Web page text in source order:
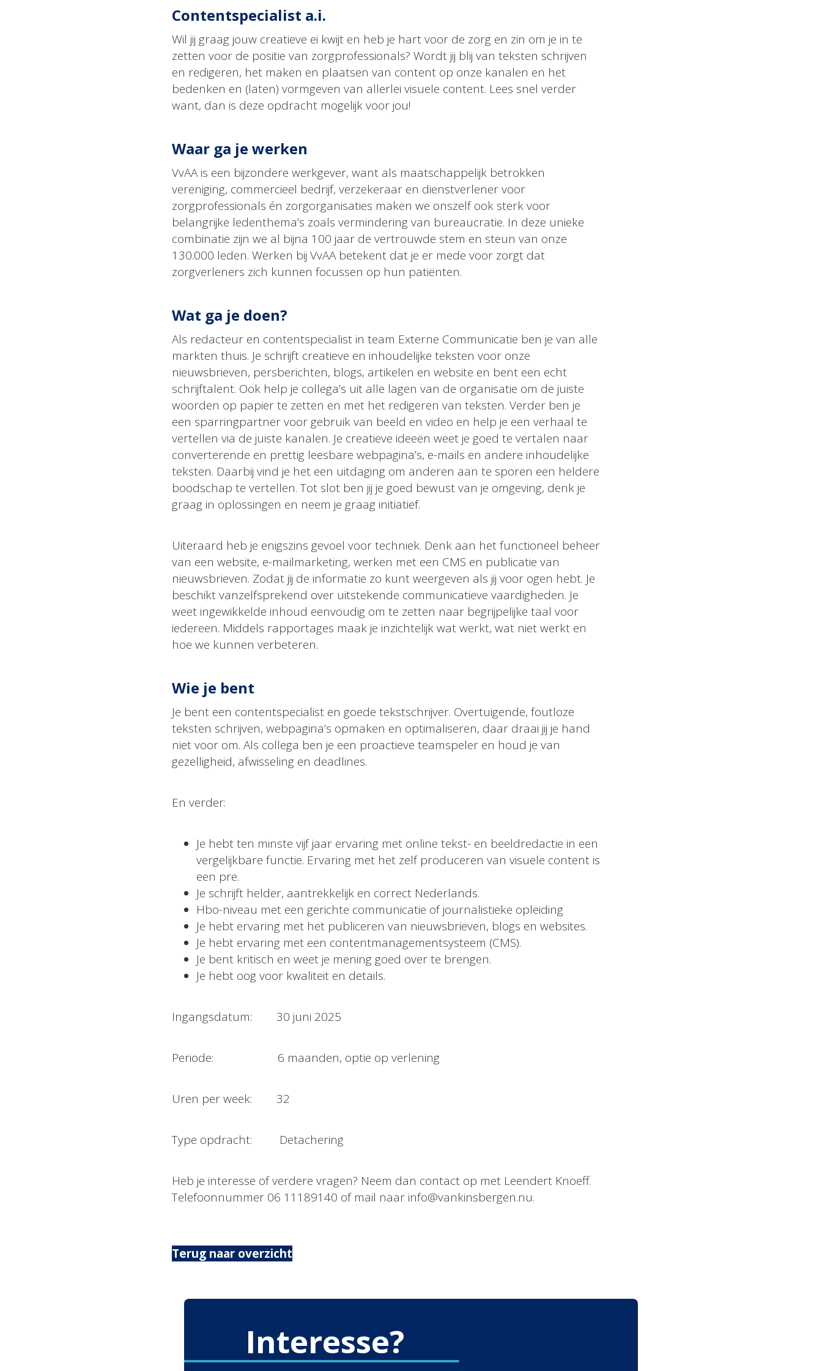
Contentspecialist a.i.
Wil jij graag jouw creatieve ei kwijt en heb je hart voor de zorg en zin om je in te
zetten voor de positie van zorgprofessionals? Wordt jij blij van teksten schrijven
en redigeren, het maken en plaatsen van content op onze kanalen en het
bedenken en (laten) vormgeven van allerlei visuele content. Lees snel verder
want, dan is deze opdracht mogelijk voor jou!
Waar ga je werken
VvAA is een bijzondere werkgever, want als maatschappelijk betrokken
vereniging, commercieel bedrijf, verzekeraar en dienstverlener voor
zorgprofessionals én zorgorganisaties maken we onszelf ook sterk voor
belangrijke ledenthema’s zoals vermindering van bureaucratie. In deze unieke
combinatie zijn we al bijna 100 jaar de vertrouwde stem en steun van onze
130.000 leden. Werken bij VvAA betekent dat je er mede voor zorgt dat
zorgverleners zich kunnen focussen op hun patiënten.
Wat ga je doen?
Als redacteur en contentspecialist in team Externe Communicatie ben je van alle
markten thuis. Je schrijft creatieve en inhoudelijke teksten voor onze
nieuwsbrieven, persberichten, blogs, artikelen en website en bent een echt
schrijftalent. Ook help je collega’s uit alle lagen van de organisatie om de juiste
woorden op papier te zetten en met het redigeren van teksten. Verder ben je
een sparringpartner voor gebruik van beeld en video en help je een verhaal te
vertellen via de juiste kanalen. Je creatieve ideeën weet je goed te vertalen naar
converterende en prettig leesbare webpagina’s, e-mails en andere inhoudelijke
teksten. Daarbij vind je het een uitdaging om anderen aan te sporen een heldere
boodschap te vertellen. Tot slot ben jij je goed bewust van je omgeving, denk je
graag in oplossingen en neem je graag initiatief.
Uiteraard heb je enigszins gevoel voor techniek. Denk aan het functioneel beheer
van een website, e-mailmarketing, werken met een CMS en publicatie van
nieuwsbrieven. Zodat jij de informatie zo kunt weergeven als jij voor ogen hebt. Je
beschikt vanzelfsprekend over uitstekende communicatieve vaardigheden. Je
weet ingewikkelde inhoud eenvoudig om te zetten naar begrijpelijke taal voor
iedereen. Middels rapportages maak je inzichtelijk wat werkt, wat niet werkt en
hoe we kunnen verbeteren.
Wie je bent
Je bent een contentspecialist en goede tekstschrijver. Overtuigende, foutloze
teksten schrijven, webpagina’s opmaken en optimaliseren, daar draai jij je hand
niet voor om. Als collega ben je een proactieve teamspeler en houd je van
gezelligheid, afwisseling en deadlines.
En verder:
Je hebt ten minste vijf jaar ervaring met online tekst- en beeldredactie in een
vergelijkbare functie. Ervaring met het zelf produceren van visuele content is
een pre.
Je schrijft helder, aantrekkelijk en correct Nederlands.
Hbo-niveau met een gerichte communicatie of journalistieke opleiding
Je hebt ervaring met het publiceren van nieuwsbrieven, blogs en websites.
Je hebt ervaring met een contentmanagementsysteem (CMS).
Je bent kritisch en weet je mening goed over te brengen.
Je hebt oog voor kwaliteit en details.
Ingangsdatum: 30 juni 2025
Periode: 6 maanden, optie op verlening
Uren per week: 32
Type opdracht: Detachering
Heb je interesse of verdere vragen? Neem dan contact op met Leendert Knoeff.
Telefoonnummer 06 11189140 of mail naar info@vankinsbergen.nu.
Terug naar overzicht
Interesse?